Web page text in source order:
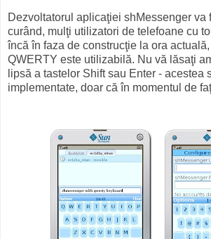
Dezvoltatorul aplicaţiei shMessenger va
curând, mulţi utilizatori de telefoane cu
încă în faza de construcţie la ora
QWERTY este utilizabilă. Nu vă lăsaţi
lipsă a tastelor Shift sau Enter - acestea
implementate, doar că în momentul de